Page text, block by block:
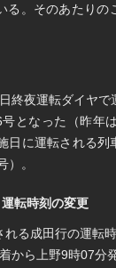
る。そのあたりの
終夜運転ダイヤで
となった（昨年
日に運転される列
）。
転時刻の変更
る成田行の運転
から上野9時07分